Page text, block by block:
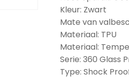
Kleur: Zwart
Mate van
Materiaal: TPU
Materiaal:
Serie: 360 Glass
Type: Shock